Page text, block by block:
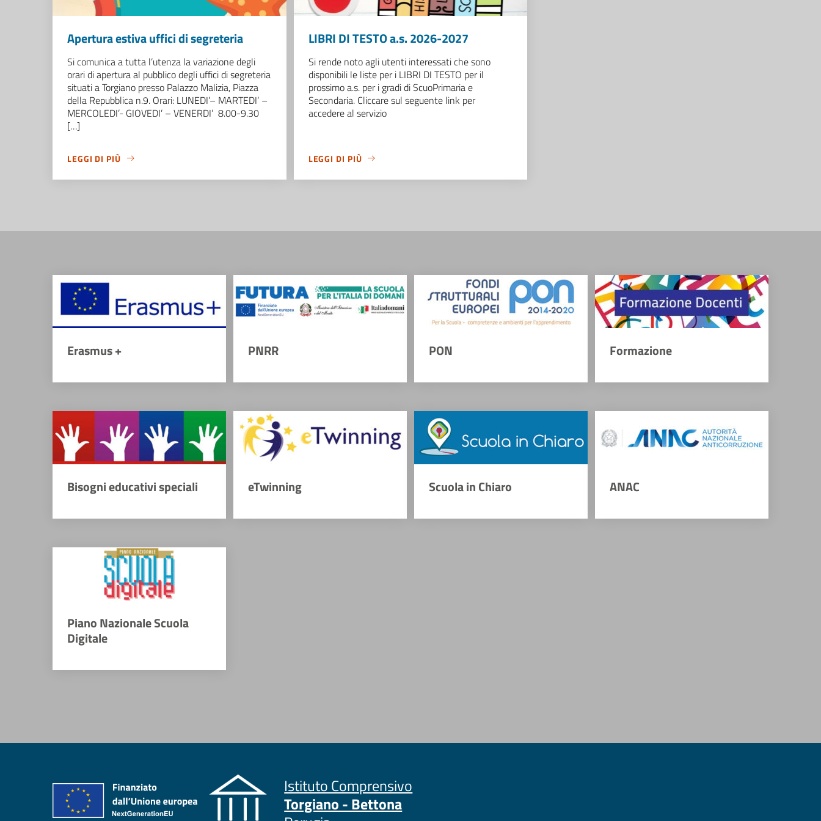
Apertura estiva uffici di segreteria
Si comunica a tutta l’utenza la variazione degli
orari di apertura al pubblico degli uffici di segreteria
situati a Torgiano presso Palazzo Malizia, Piazza
della Repubblica n.9. Orari: LUNEDI’– MARTEDI’ –
MERCOLEDI’- GIOVEDI’ – VENERDI’ 8.00-9.30
[…]
LEGGI DI PIÙ
LIBRI DI TESTO a.s. 2026-2027
Si rende noto agli utenti interessati che sono
disponibili le liste per i LIBRI DI TESTO per il
prossimo a.s. per i gradi di ScuoPrimaria e
Secondaria. Cliccare sul seguente link per
accedere al servizio
LEGGI DI PIÙ
Erasmus + PNRR PON Formazione
Bisogni educativi speciali eTwinning Scuola in Chiaro ANAC
Piano Nazionale Scuola
Digitale
Istituto Comprensivo
Torgiano - Bettona